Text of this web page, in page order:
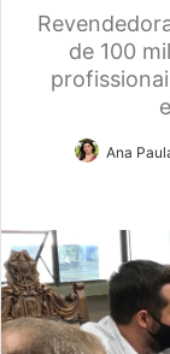
de 100
Ana